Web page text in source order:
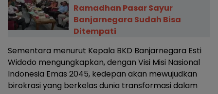
Ramadhan Pasar Sayur
Banjarnegara Sudah Bisa
Ditempati
Sementara menurut Kepala BKD Banjarnegara Esti
Widodo mengungkapkan, dengan Visi Misi Nasional
Indonesia Emas 2045, kedepan akan mewujudkan
birokrasi yang berkelas dunia transformasi dalam